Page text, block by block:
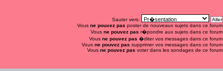
Sauter vers:
Vous ne pouvez pas poster de nouveaux sujets dans ce forum
Vous ne pouvez pas r�pondre aux sujets dans ce forum
Vous ne pouvez pas �diter vos messages dans ce forum
Vous ne pouvez pas supprimer vos messages dans ce forum
Vous ne pouvez pas voter dans les sondages de ce forum